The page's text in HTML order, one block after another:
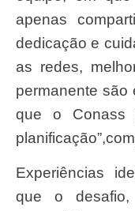
apenas
dedicação e
as redes,
permanente são
que o Conass
Experiências identificadas no País mostram
que o